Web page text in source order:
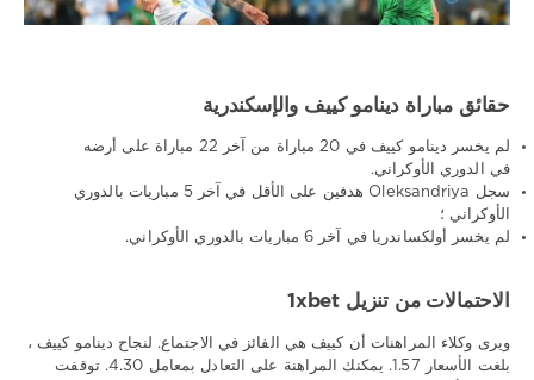
حقائق مباراة دينامو كييف والإسكندرية
لم يخسر دينامو كييف في 20 مباراة من آخر 22 مباراة على أرضه
في الدوري الأوكراني.
سجل Oleksandriya هدفين على الأقل في آخر 5 مباريات بالدوري
الأوكراني ؛
لم يخسر أولكساندريا في آخر 6 مباريات بالدوري الأوكراني.
الاحتمالات من تنزيل 1xbet
ويرى وكلاء المراهنات أن كييف هي الفائز في الاجتماع. لنجاح دينامو كييف ،
بلغت الأسعار 1.57. يمكنك المراهنة على التعادل بمعامل 4.30. توقفت